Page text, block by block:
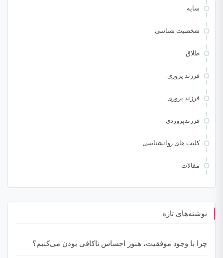
سایه
شخصیت شناسی
طلاق
فرزند پروری
فرزند پروری
فرزندپروردی
کلیپ های روانشناسی
مقالات
نوشته‌های تازه
چرا با وجود موفقیت، هنوز احساس ناکافی بودن می‌کنیم؟